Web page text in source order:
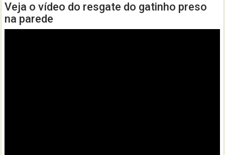
Veja o vídeo do resgate do gatinho preso
na parede